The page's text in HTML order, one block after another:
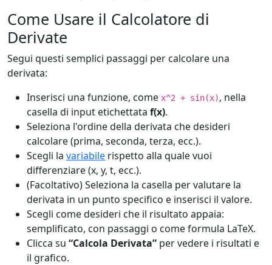
Come Usare il Calcolatore di
Derivate
Segui questi semplici passaggi per calcolare una
derivata:
Inserisci una funzione, come x^2 + sin(x), nella
casella di input etichettata f(x).
Seleziona l'ordine della derivata che desideri
calcolare (prima, seconda, terza, ecc.).
Scegli la variabile rispetto alla quale vuoi
differenziare (x, y, t, ecc.).
(Facoltativo) Seleziona la casella per valutare la
derivata in un punto specifico e inserisci il valore.
Scegli come desideri che il risultato appaia:
semplificato, con passaggi o come formula LaTeX.
Clicca su “Calcola Derivata” per vedere i risultati e
il grafico.